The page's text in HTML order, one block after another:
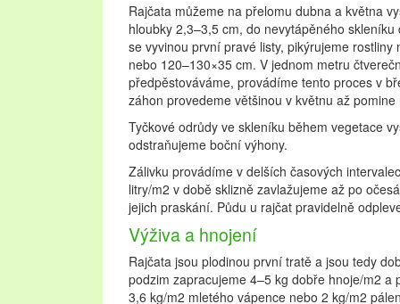
Rajčata můžeme na přelomu dubna a května
hloubky 2,3–3,5 cm, do nevytápěného
se vyvinou první pravé listy, pikýrujeme
nebo 120–130×35 cm. V jednom metru
předpěstováváme, provádíme tento proces v
záhon provedeme většinou v květnu až
Tyčkové odrůdy ve skleníku během vegetace
odstraňujeme boční výhony.
Zálivku provádíme v delších časových
litry/m2 v době sklizně zavlažujeme až po
jejich praskání. Půdu u rajčat pravidelně
Výživa a hnojení
Rajčata jsou plodinou první tratě a jsou tedy
podzim zapracujeme 4–5 kg dobře hnoje/m2 a
3,6 kg/m2 mletého vápence nebo 2 kg/m2